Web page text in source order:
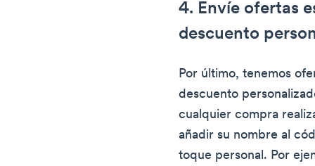
4. Envíe ofertas
descuento
Por último, tenemos
descuento
cualquier compra
añadir su nombre al
toque personal. Por